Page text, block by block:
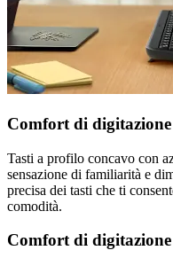
Comfort di
Tasti a profilo concavo con
sensazione di familiarità e
precisa dei tasti che ti
comodità.
Comfort di